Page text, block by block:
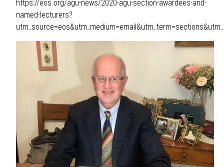
https://eos.org/agu-news/2020-agu-section-awardees-and-
named-lecturers?